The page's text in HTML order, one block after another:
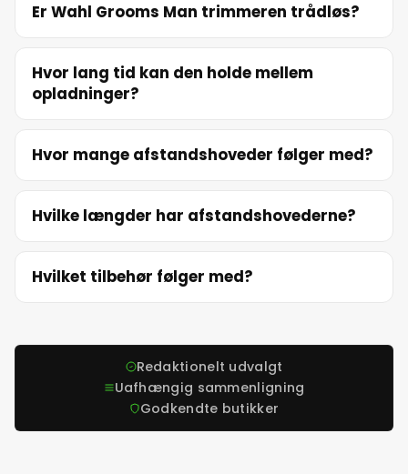
16. juni 2026
17. juni 2026
20. juni 2026
21. juni 2026
23. juni 2026
24. juni 2026
Er Wahl Grooms Man trimmeren trådløs?
Hvor lang tid kan den holde mellem
opladninger?
Hvor mange afstandshoveder følger med?
Hvilke længder har afstandshovederne?
Hvilket tilbehør følger med?
Redaktionelt udvalgt
Uafhængig sammenligning
Godkendte butikker